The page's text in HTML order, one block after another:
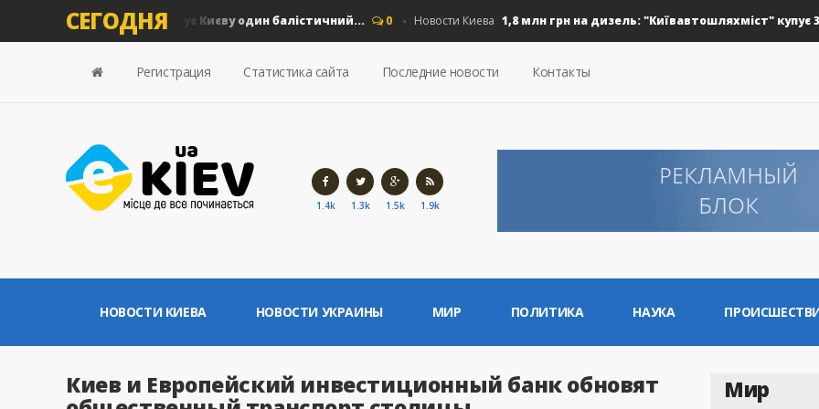
СЕГОДНЯ
збитків: скільки коштує Києву один балістичний... 0 Новости Киева 1,8 млн грн на дизель: "Київавтошляхміст" купує 30
Регистрация Статистика сайта Последние новости Контакты
1.4k 1.3k 1.5k 1.9k
НОВОСТИ КИЕВА НОВОСТИ УКРАИНЫ МИР ПОЛИТИКА НАУКА
Киев и Европейский инвестиционный банк обновят Мир